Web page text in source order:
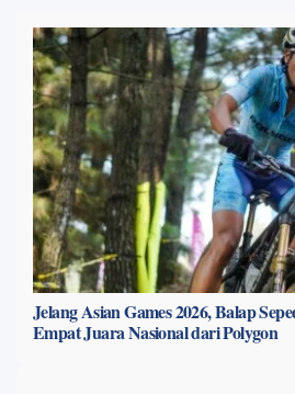
Jelang Asian Games 2026, Balap
Empat Juara Nasional dari Polygon